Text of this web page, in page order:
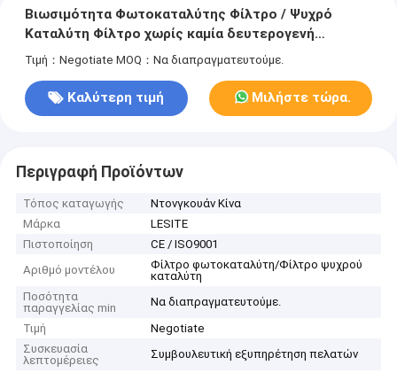
Βιωσιμότητα Φωτοκαταλύτης Φίλτρο / Ψυχρό
Καταλύτη Φίλτρο χωρίς καμία δευτερογενή
ρύπανση
Τιμή：Negotiate MOQ：Να διαπραγματευτούμε.
Καλύτερη τιμή Μιλήστε τώρα.
Περιγραφή Προϊόντων
Τόπος καταγωγής
Ντονγκουάν Κίνα
Μάρκα
LESITE
Πιστοποίηση
CE / ISO9001
Αριθμό μοντέλου
Φίλτρο φωτοκαταλύτη/Φίλτρο ψυχρού
καταλύτη
Ποσότητα
παραγγελίας min
Να διαπραγματευτούμε.
Τιμή
Negotiate
Συσκευασία
λεπτομέρειες
Συμβουλευτική εξυπηρέτηση πελατών